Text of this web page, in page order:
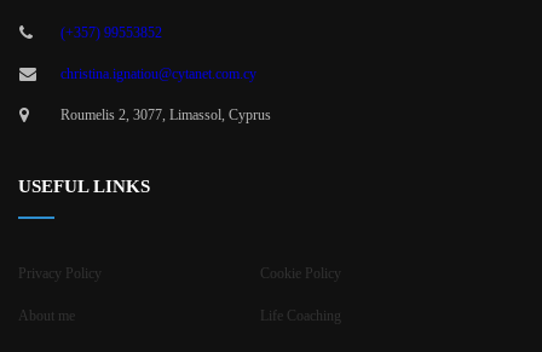
(+357) 99553852
christina.ignatiou@cytanet.com.cy
Roumelis 2, 3077, Limassol, Cyprus
USEFUL LINKS
Privacy Policy Cookie Policy
About me Life Coaching